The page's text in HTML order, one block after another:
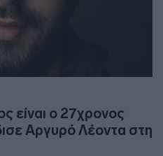
είναι ο 27χρονος
Αργυρό Λέοντα στη